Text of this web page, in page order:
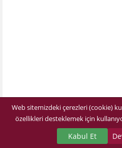
Web sitemizdeki çerezleri (cookie)
özellikleri desteklemek için
Kabul Et